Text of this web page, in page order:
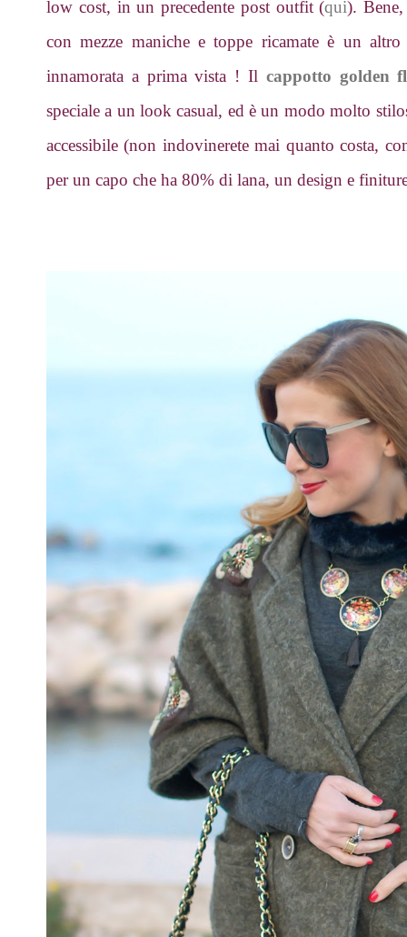
low cost, in un precedente post outfit (qui).
con mezze maniche e toppe ricamate è un
innamorata a prima vista ! Il cappotto golden
speciale a un look casual, ed è un modo molto
accessibile (non indovinerete mai quanto costa,
per un capo che ha 80% di lana, un design e